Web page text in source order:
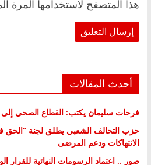
هذا المتصفح لاستخدامها المرة
أحدث المقالات
فرحات سليمان يكتب: القطاع الصحي إلى
حزب التحالف الشعبي يطلق لجنة “الحق
الانتهاكات ودعم المرضى
صور .. اعتماد الرسومات النهائية للقرار